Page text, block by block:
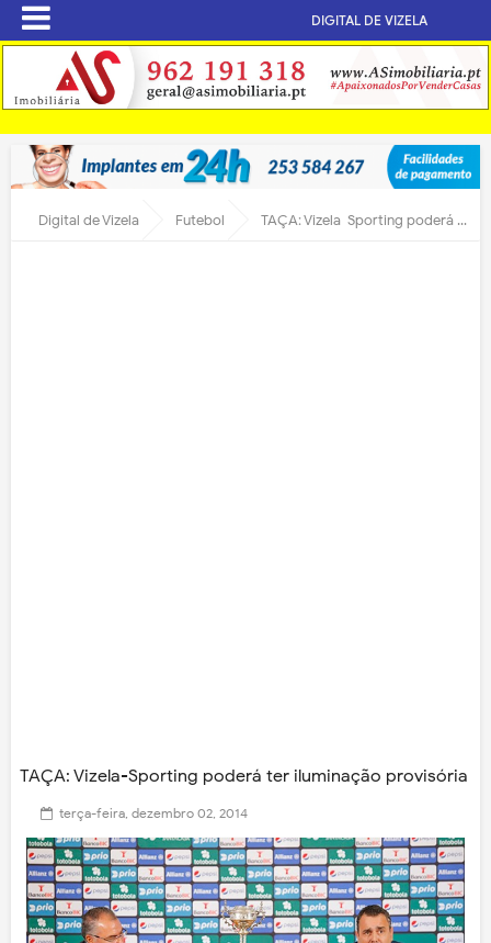
DIGITAL DE VIZELA
Digital de Vizela Futebol TAÇA: Vizela-Sporting poderá ter iluminação provisória
TAÇA: Vizela-Sporting poderá ter iluminação provisória
terça-feira, dezembro 02, 2014